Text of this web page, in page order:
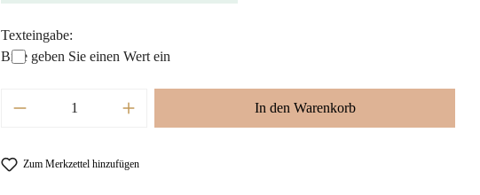
Texteingabe:
Bitte geben Sie einen Wert ein
Produkt Anzahl: Gib den gewünschten Wert ein oder
In den Warenkorb
Zum Merkzettel hinzufügen